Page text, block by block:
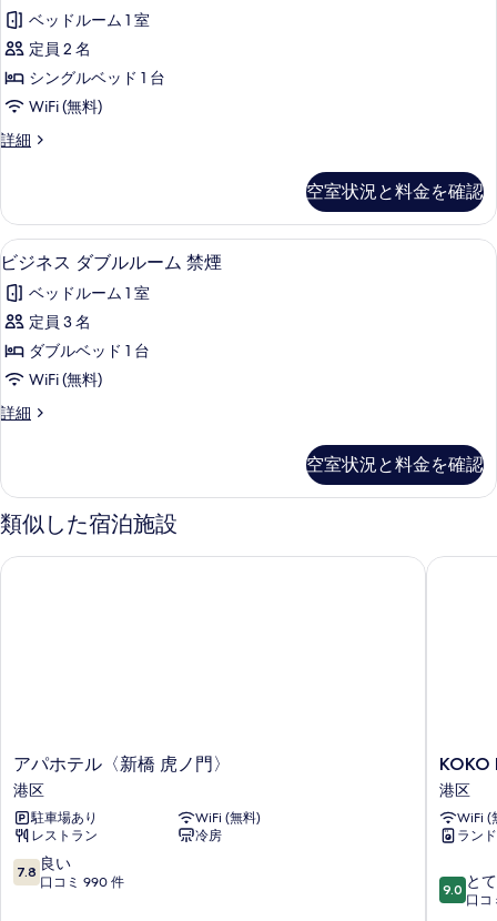
を
表
示
す
る
べ
て
の
写
真
示
す
る
の
詳
細
ネ
ス
シ
ン
ル
ー
ム
禁
煙
の
す
べ
て
真
を
表
ベッドルーム 1 室
定員 2 名
シングルベッド 1 台
WiFi (無料)
詳細
ビ
シ
ン
グ
ル
ー
禁
煙
詳
空室状況と料金を確認
ビ
ジ
ネ
ス
ダ
ル
ー
ム
禁
煙
真
を
表
示
す
ビジネス ダブルルーム 禁煙 | 羽毛の
16
ビジネス ダブルルーム 禁煙
ベッドルーム 1 室
定員 3 名
ダブルベッド 1 台
WiFi (無料)
詳細
ビ
ダ
ブ
ル
ー
空室状況と料金を確認
類似した宿泊施設
ア
パ
ホ
テ
ル
〈新
橋
アパホテル〈新橋 虎ノ門〉
港区
駐車場あり
WiFi (無料)
レストラン
冷房
10
段
7.8 良い
口コミ 990 件
アパホテル〈新橋 虎ノ門〉
KOKO
HOTEL
新
橋
御
門
港
KOKO
港区
WiFi (
ラン
10
段
9.0 と
口コ
KOKO